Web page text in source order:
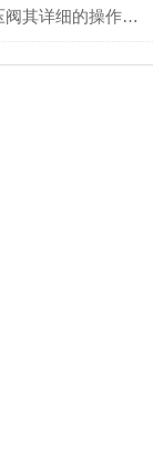
200X可调式减压阀其详细的操作方法如下